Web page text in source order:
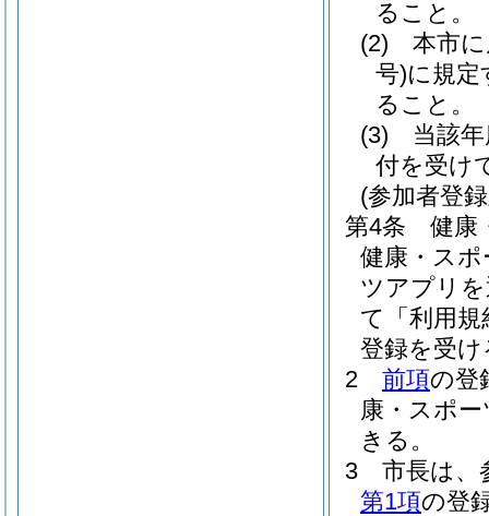
ること。
(2)
本市
号)に規定
ること。
(3)
当該
付を受け
(参加者登
第4条
健康
健康・ス
ツアプリ
て「利用
登録を受
2
前項の登
康・スポ
きる。
3
市長は、
第1項の登